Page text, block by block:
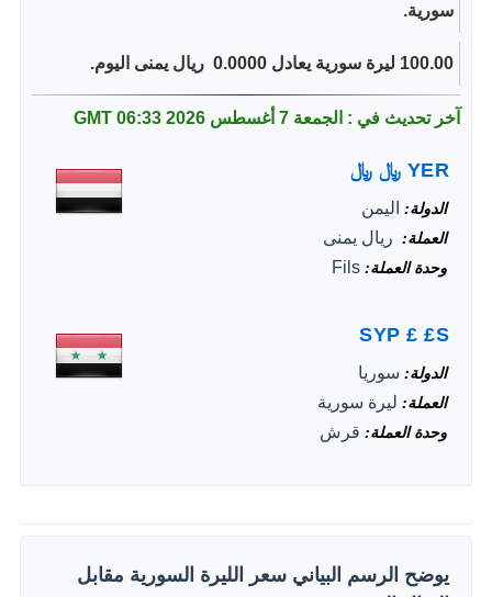
سورية.
100.00 ليرة سورية يعادل 0.0000 ‏ ريال يمنى اليوم.
آخر تحديث في : الجمعة 7 أغسطس 2026 06:33 GMT
YER ﷼ ﷼
الدولة اليمن
العملة ‏ ريال يمنى
وحدة العملة Fils
SYP £ £S
الدولة سوريا
العملة ليرة سورية
وحدة العملة قرش
يوضح الرسم البياني سعر الليرة السورية مقابل